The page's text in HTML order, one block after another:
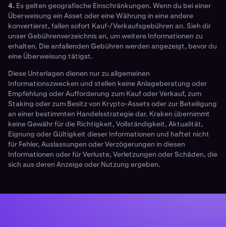
4. Es gelten geografische Einschränkungen. Wenn du bei einer
Überweisung ein Asset oder eine Währung in eine andere
konvertierst, fallen sofort Kauf-/Verkaufsgebühren an. Sieh dir
unser Gebührenverzeichnis an, um weitere Informationen zu
erhalten. Die anfallenden Gebühren werden angezeigt, bevor du
eine Überweisung tätigst.
Diese Unterlagen dienen nur zu allgemeinen
Informationszwecken und stellen keine Anlageberatung oder
Empfehlung oder Aufforderung zum Kauf oder Verkauf, zum
Staking oder zum Besitz von Krypto-Assets oder zur Beteiligung
an einer bestimmten Handelsstrategie dar. Kraken übernimmt
keine Gewähr für die Richtigkeit, Vollständigkeit, Aktualität,
Eignung oder Gültigkeit dieser Informationen und haftet nicht
für Fehler, Auslassungen oder Verzögerungen in diesen
Informationen oder für Verluste, Verletzungen oder Schäden, die
sich aus deren Anzeige oder Nutzung ergeben.